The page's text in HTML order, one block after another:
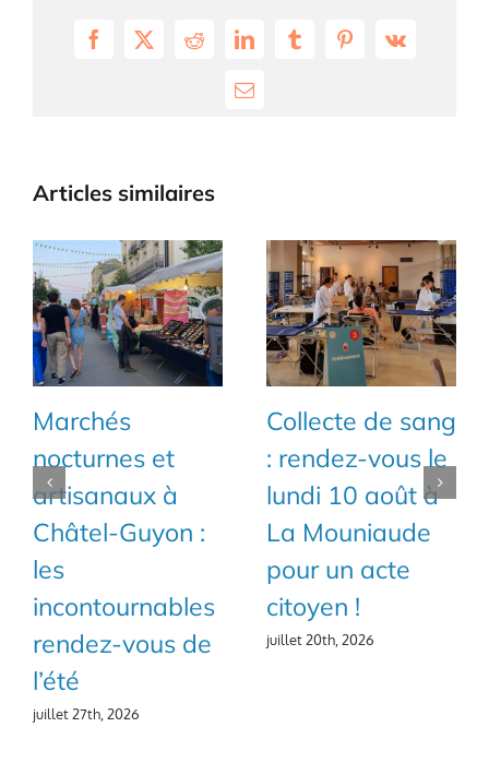
Facebook
X RedditLinkedInTumblrPinterest
Vk
Email
Articles similaires
Marchés
nocturnes et
artisanaux à
Châtel-Guyon :
les
incontournables
rendez-vous de
l’été
juillet 27th, 2026
Collecte de sang
: rendez-vous le
lundi 10 août à
La Mouniaude
pour un acte
citoyen !
juillet 20th, 2026